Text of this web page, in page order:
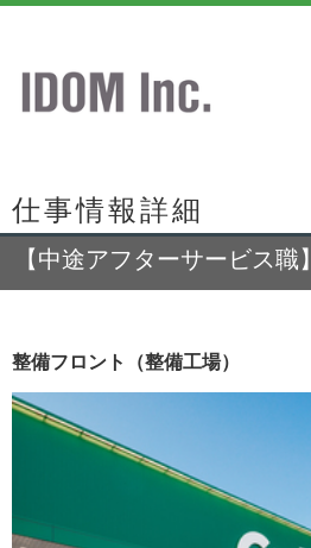
仕事情報詳細
【中途アフターサービス職】
整備フロント（整備工場）